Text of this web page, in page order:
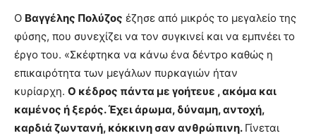
Ο Βαγγέλης Πολύζος έζησε από μικρός το μεγαλείο της
φύσης, που συνεχίζει να τον συγκινεί και να εμπνέει το
έργο του. «Σκέφτηκα να κάνω ένα δέντρο καθώς η
επικαιρότητα των μεγάλων πυρκαγιών ήταν
κυρίαρχη. Ο κέδρος πάντα με γοήτευε , ακόμα και
καμένος ή ξερός. Έχει άρωμα, δύναμη, αντοχή,
καρδιά ζωντανή, κόκκινη σαν ανθρώπινη. Γίνεται